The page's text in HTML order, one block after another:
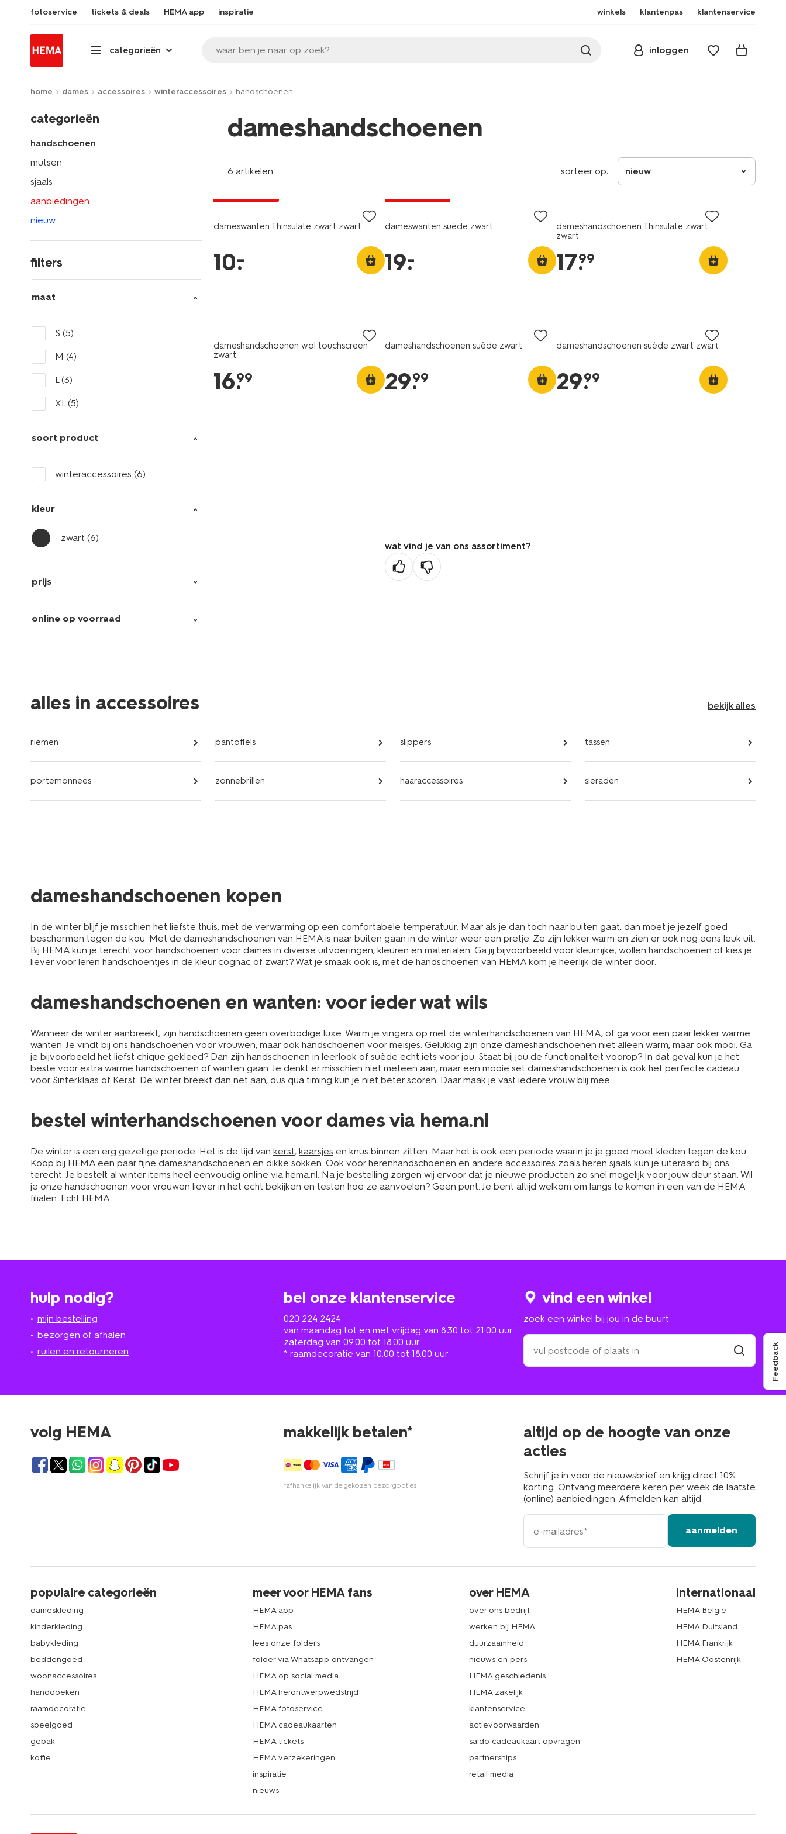
fotoservice tickets & deals HEMA app inspiratie winkels klantenpas klantenservice
categorieën waar ben je naar op zoek? inloggen
home dames accessoires winteraccessoires handschoenen
categorieën
handschoenen
mutsen
sjaals
aanbiedingen
nieuw
filters
maat
S (5)
M (4)
L(3)
XL(5)
soort product
winteraccessoires (6)
kleur
zwart (6)
prijs
online op voorraad
dameshandschoenen
6 artikelen sorteer op: nieuw
dameswanten Thinsulate zwart zwart
10.
–
dameswanten suède zwart
19.
–
dameshandschoenen Thinsulate zwart
zwart
17.
99
dameshandschoenen wol touchscreen
zwart
16.
99
dameshandschoenen suède zwart
29.
99
dameshandschoenen suède zwart zwart
29.
99
wat vind je van ons assortiment?
Feedback
alles in accessoires bekijk alles
riemen pantoffels slippers tassen
portemonnees zonnebrillen haaraccessoires sieraden
dameshandschoenen kopen
In de winter blijf je misschien het liefste thuis, met de verwarming op een comfortabele temperatuur. Maar als je dan toch naar buiten gaat, dan moet je jezelf goed
beschermen tegen de kou. Met de dameshandschoenen van HEMA is naar buiten gaan in de winter weer een pretje. Ze zijn lekker warm en zien er ook nog eens leuk uit.
Bij HEMA kun je terecht voor handschoenen voor dames in diverse uitvoeringen, kleuren en materialen. Ga jij bijvoorbeeld voor kleurrijke, wollen handschoenen of kies je
liever voor leren handschoentjes in de kleur cognac of zwart? Wat je smaak ook is, met de handschoenen van HEMA kom je heerlijk de winter door.
dameshandschoenen en wanten: voor ieder wat wils
Wanneer de winter aanbreekt, zijn handschoenen geen overbodige luxe. Warm je vingers op met de winterhandschoenen van HEMA, of ga voor een paar lekker warme
wanten. Je vindt bij ons handschoenen voor vrouwen, maar ook handschoenen voor meisjes. Gelukkig zijn onze dameshandschoenen niet alleen warm, maar ook mooi. Ga
je bijvoorbeeld het liefst chique gekleed? Dan zijn handschoenen in leerlook of suède echt iets voor jou. Staat bij jou de functionaliteit voorop? In dat geval kun je het
beste voor extra warme handschoenen of wanten gaan. Je denkt er misschien niet meteen aan, maar een mooie set dameshandschoenen is ook het perfecte cadeau
voor Sinterklaas of Kerst. De winter breekt dan net aan, dus qua timing kun je niet beter scoren. Daar maak je vast iedere vrouw blij mee.
bestel winterhandschoenen voor dames via hema.nl
De winter is een erg gezellige periode. Het is de tijd van kerst, kaarsjes en knus binnen zitten. Maar het is ook een periode waarin je je goed moet kleden tegen de kou.
Koop bij HEMA een paar fijne dameshandschoenen en dikke sokken. Ook voor herenhandschoenen en andere accessoires zoals heren sjaals kun je uiteraard bij ons
terecht. Je bestelt al winter items heel eenvoudig online via hema.nl. Na je bestelling zorgen wij ervoor dat je nieuwe producten zo snel mogelijk voor jouw deur staan. Wil
je onze handschoenen voor vrouwen liever in het echt bekijken en testen hoe ze aanvoelen? Geen punt. Je bent altijd welkom om langs te komen in een van de HEMA
filialen. Echt HEMA.
hulp nodig?
mijn bestelling
bezorgen of afhalen
ruilen en retourneren
bel onze klantenservice
020 224 2424
van maandag tot en met vrijdag van 8.30 tot 21.00 uur
zaterdag van 09.00 tot 18.00 uur
* raamdecoratie van 10.00 tot 18.00 uur
vind een winkel
zoek een winkel bij jou in de buurt
zoek
een
winkel
in
volg HEMA makkelijk betalen*
*afhankelijk van de gekozen bezorgopties
altijd op de hoogte van onze
acties
Schrijf je in voor de nieuwsbrief en krijg direct 10%
korting. Ontvang meerdere keren per week de laatste
(online) aanbiedingen. Afmelden kan altijd.
e-
mailadres
aanmelden
populaire categorieën
dameskleding
kinderkleding
babykleding
beddengoed
woonaccessoires
handdoeken
raamdecoratie
speelgoed
gebak
koffie
meer voor HEMA fans
HEMA app
HEMA pas
lees onze folders
folder via Whatsapp ontvangen
HEMA op social media
HEMA herontwerpwedstrijd
HEMA fotoservice
HEMA cadeaukaarten
HEMA tickets
HEMA verzekeringen
inspiratie
nieuws
over HEMA
over ons bedrijf
werken bij HEMA
duurzaamheid
nieuws en pers
HEMA geschiedenis
HEMA zakelijk
klantenservice
actievoorwaarden
saldo cadeaukaart opvragen
partnerships
retail media
internationaal
HEMA België
HEMA Duitsland
HEMA Frankrijk
HEMA Oostenrijk